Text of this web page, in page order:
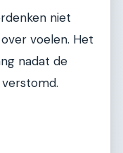
niet
voelen. Het
nadat de